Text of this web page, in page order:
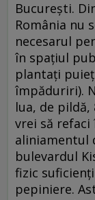
București.
România nu
necesarul
în spațiul
plantați
împăduriri).
lua, de pildă,
vrei să
aliniamentul
bulevardul
fizic
pepiniere.